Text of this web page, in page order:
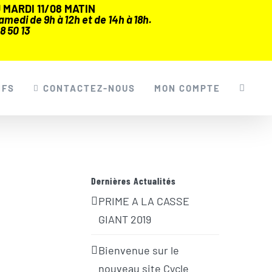
11/08 MATIN
de 9h à 12h et de 14h à 18h.
50 13
CONTACTEZ-NOUS MON COMPTE
Dernières Actualités
PRIME A LA CASSE
GIANT 2019
Bienvenue sur le
nouveau site Cycle